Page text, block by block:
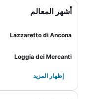
أشهر المعالم
Lazzaretto di Ancona
Loggia dei Mercanti
إظهار المزيد